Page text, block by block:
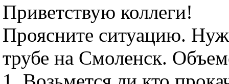
Приветствую коллеги!
Проясните ситуацию.
трубе на Смоленск.